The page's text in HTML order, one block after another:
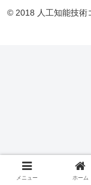
© 2018 人工知能技術
メニュー ホーム